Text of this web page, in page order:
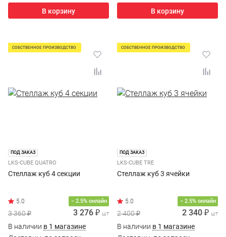
В корзину В корзину
СОБСТВЕННОЕ ПРОИЗВОДСТВО
ПОД ЗАКАЗ
LKS-CUBE QUATRO
Стеллаж куб 4 секции
− 2.5% онлайн
3 360 ₽ 3 276 ₽ шт
В наличии в 1 магазине
СОБСТВЕННОЕ ПРОИЗВОДСТВО
ПОД ЗАКАЗ
LKS-CUBE TRE
Стеллаж куб 3 ячейки
− 2.5% онлайн
2 400 ₽ 2 340 ₽ шт
В наличии в 1 магазине